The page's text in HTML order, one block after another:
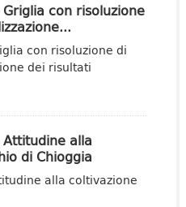
Griglia con risoluzione
con risoluzione di
dei risultati
Attitudine alla
di Chioggia
alla coltivazione